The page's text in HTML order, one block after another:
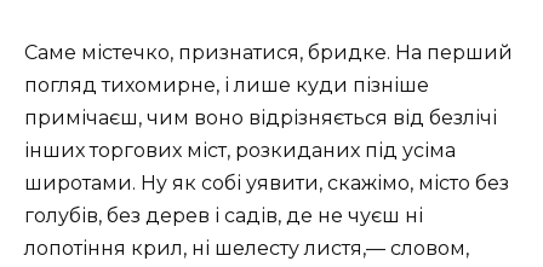
Саме містечко, признатися, бридке. На перший
погляд тихомирне, і лише куди пізніше
примічаєш, чим воно відрізняється від безлічі
інших торгових міст, розкиданих під усіма
широтами. Ну як собі уявити, скажімо, місто без
голубів, без дерев і садів, де не чуєш ні
лопотіння крил, ні шелесту листя,— словом,